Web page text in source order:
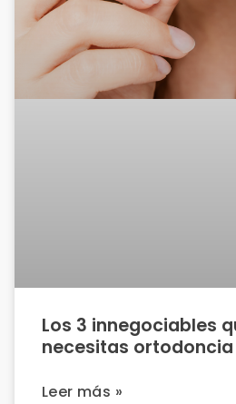
Los 3 innegociables
necesitas ortodoncia
Leer más »